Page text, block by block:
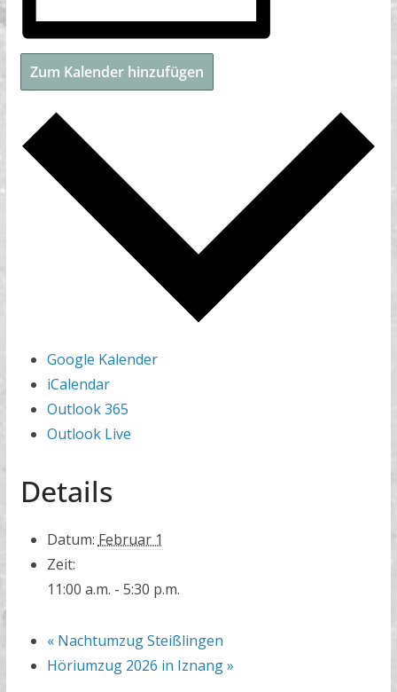
Zum Kalender hinzufügen
Google Kalender
iCalendar
Outlook 365
Outlook Live
Details
Datum: Februar 1
Zeit:
11:00 a.m. - 5:30 p.m.
«Nachtumzug Steißlingen
Höriumzug 2026 in Iznang»